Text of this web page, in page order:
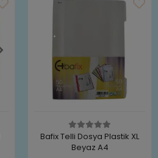
Bafix Telli Dosya Plastik XL
Beyaz A4